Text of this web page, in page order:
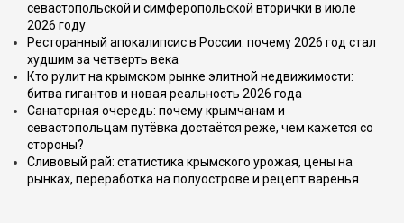
севастопольской и симферопольской вторички в июле
2026 году
Ресторанный апокалипсис в России: почему 2026 год стал
худшим за четверть века
Кто рулит на крымском рынке элитной недвижимости:
битва гигантов и новая реальность 2026 года
Санаторная очередь: почему крымчанам и
севастопольцам путёвка достаётся реже, чем кажется со
стороны?
Сливовый рай: статистика крымского урожая, цены на
рынках, переработка на полуострове и рецепт варенья